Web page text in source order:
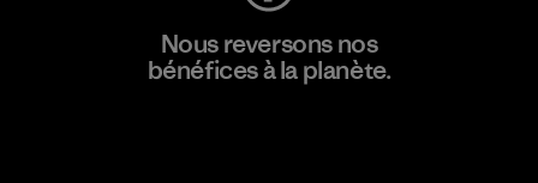
Nous reversons nos
bénéfices à la planète.